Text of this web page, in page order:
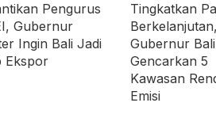
Pengurus
Gubernur
Ingin Bali Jadi
Ekspor
Tingkatkan
Berkelanjutan,
Gubernur Bali
Gencarkan 5
Kawasan
Emisi